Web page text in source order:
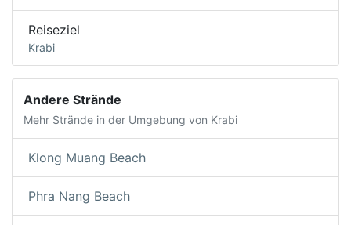
Reiseziel
Krabi
Andere Strände
Mehr Strände in der Umgebung von Krabi
Klong Muang Beach
Phra Nang Beach